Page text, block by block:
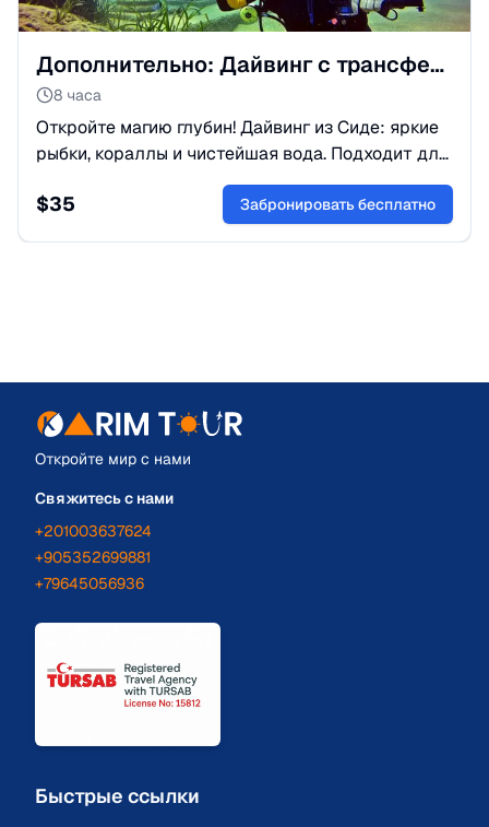
Дополнительно: Дайвинг с трансфером, обедом и двумя погружениями.
8 часа
Откройте магию глубин! Дайвинг из Сиде: яркие
рыбки, кораллы и чистейшая вода. Подходит для
новичков. Включены трансфер, снаряжение и
инструктаж. Заказывайте!
$35 Забронировать бесплатно
Откройте мир с нами
Свяжитесь с нами
+201003637624
+905352699881
+79645056936
Быстрые ссылки